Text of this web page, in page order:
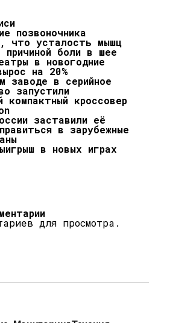
позвоночника
что усталость мышц
причиной боли в шее
в новогодние
на 20%
заводе в серийное
запустили
компактный кроссовер
заставили её
в зарубежные
в новых играх
для просмотра.